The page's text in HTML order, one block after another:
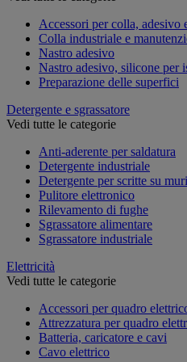
Accessori per colla, adesivo
Colla industriale e
Nastro adesivo
Nastro adesivo, silicone per
Preparazione delle superfici
Detergente e sgrassatore
Vedi tutte le categorie
Anti-aderente per saldatura
Detergente industriale
Detergente per scritte su muri
Pulitore elettronico
Rilevamento di fughe
Sgrassatore alimentare
Sgrassatore industriale
Elettricità
Vedi tutte le categorie
Accessori per quadro
Attrezzatura per quadro
Batteria, caricatore e cavi
Cavo elettrico